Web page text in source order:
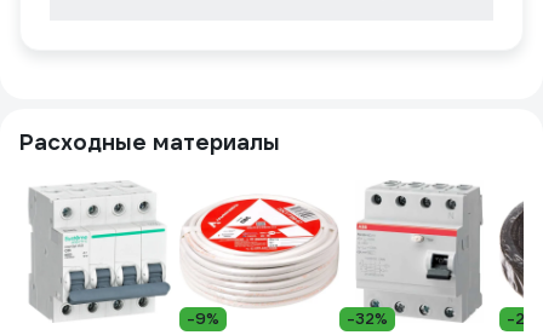
Расходные материалы
-9% -32% -